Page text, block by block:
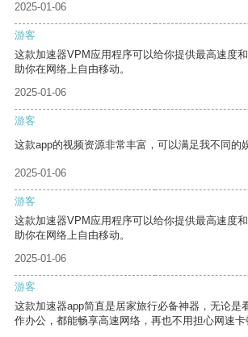
2025-01-06
游客
这款加速器VPM应用程序可以给你提供最高速度
助你在网络上自由移动。
2025-01-06
游客
这款app的视频资源非常丰富，可以满足我不同的
2025-01-06
游客
这款加速器VPM应用程序可以给你提供最高速度
助你在网络上自由移动。
2025-01-06
游客
这款加速器app简直是居家旅行必备神器，无论是
作办公，都能畅享高速网络，再也不用担心网速卡